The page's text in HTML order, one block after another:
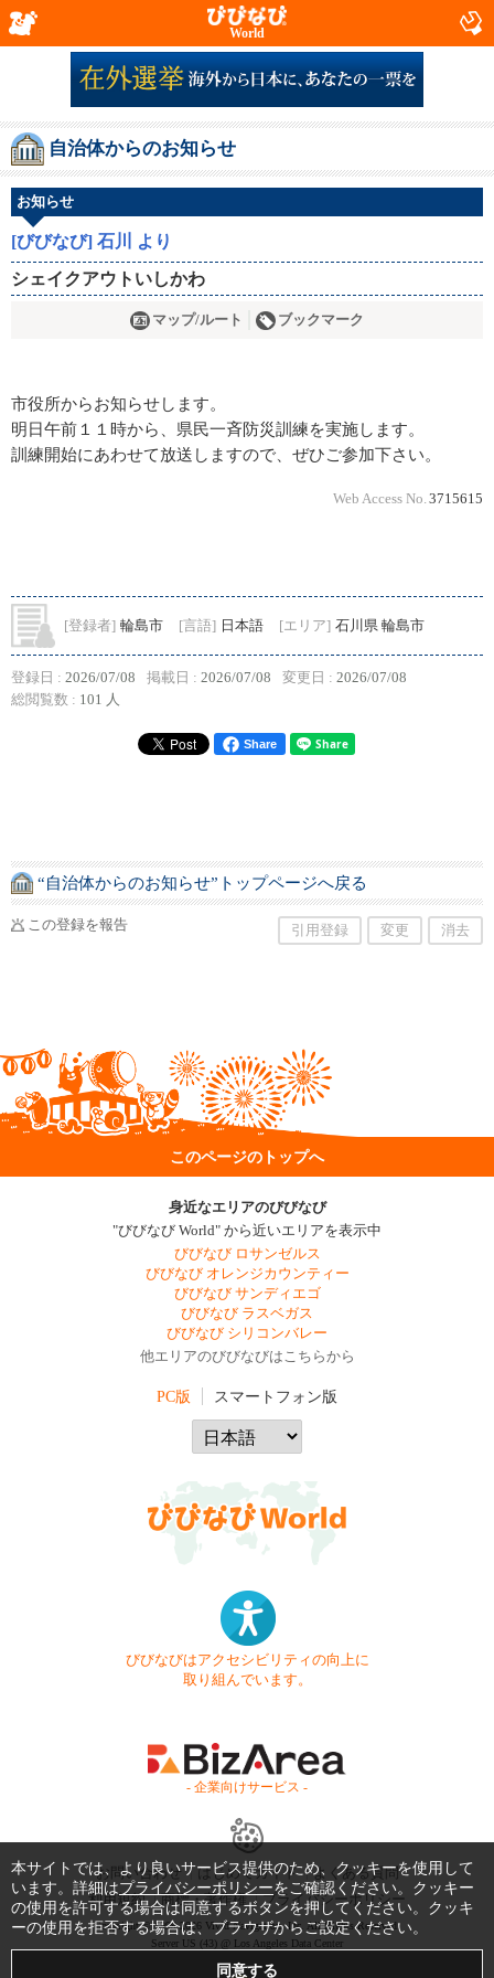
World
自治体からのお知らせ
お知らせ
[びびなび] 石川 より
シェイクアウトいしかわ
マップ/ルート ブックマーク
市役所からお知らせします。
明日午前１１時から、県民一斉防災訓練を実施します。
訓練開始にあわせて放送しますので、ぜひご参加下さい。
Web Access No. 3715615
[登録者] 輪島市 [言語] 日本語 [エリア] 石川県 輪島市
登録日 : 2026/07/08 掲載日 : 2026/07/08 変更日 : 2026/07/08
総閲覧数 : 101 人
Share
“自治体からのお知らせ”トップページへ戻る
この登録を報告 引用登録 変更 消去
このページのトップへ
身近なエリアのびびなび
"びびなび World" から近いエリアを表示中
びびなび ロサンゼルス
びびなび オレンジカウンティー
びびなび サンディエゴ
びびなび ラスベガス
びびなび シリコンバレー
他エリアのびびなびはこちらから
PC版 スマートフォン版
びびなびはアクセシビリティの向上に
取り組んでいます。
- 企業向けサービス -
お問い合わせ はじめてガイド
よくある質問
利用規約
商標・著作権 プライバシーポリシー
Copyright © 1999-2026 Vivid Navigation, Inc. All Rights Reserved.
Server US (43) @ Los Angeles Data Center
本サイトでは、より良いサービス提供のため、クッキーを使用して
います。詳細はプライバシーポリシーをご確認ください。クッキー
の使用を許可する場合は同意するボタンを押してください。クッキ
ーの使用を拒否する場合は、ブラウザからご設定ください。